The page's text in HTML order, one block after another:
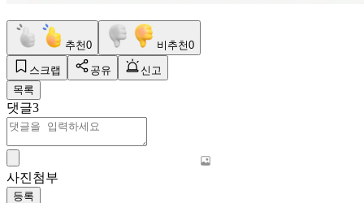
추천0 비추천0
스크랩 공유
신고
목록
댓글3
사진첨부
등록